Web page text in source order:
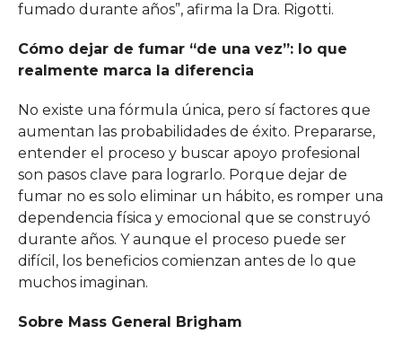
fumado durante años”, afirma la Dra. Rigotti.
Cómo dejar de fumar “de una vez”: lo que
realmente marca la diferencia
No existe una fórmula única, pero sí factores que
aumentan las probabilidades de éxito. Prepararse,
entender el proceso y buscar apoyo profesional
son pasos clave para lograrlo. Porque dejar de
fumar no es solo eliminar un hábito, es romper una
dependencia física y emocional que se construyó
durante años. Y aunque el proceso puede ser
difícil, los beneficios comienzan antes de lo que
muchos imaginan.
Sobre Mass General Brigham